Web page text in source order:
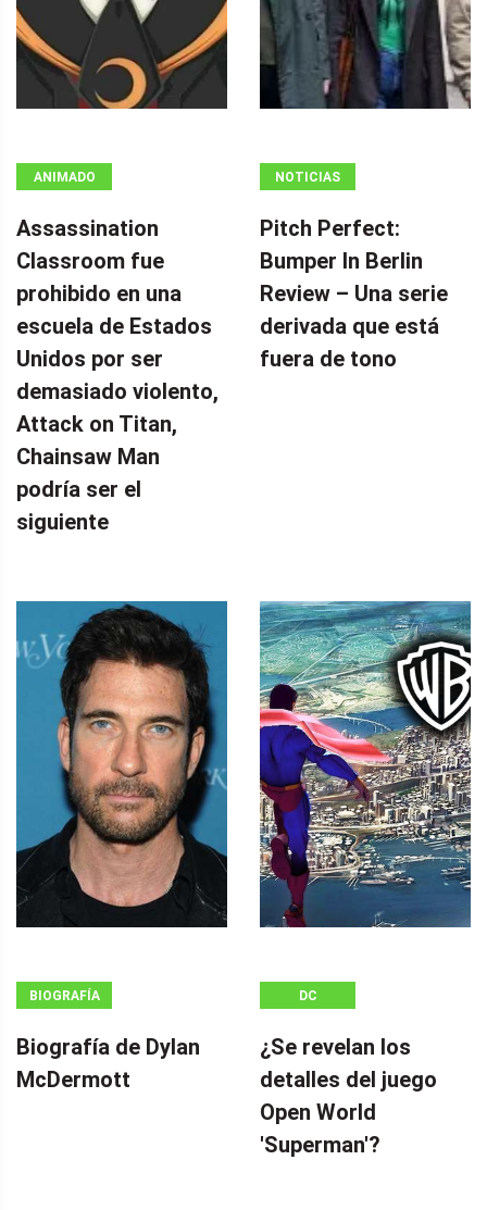
ANIMADO
Assassination
Classroom fue
prohibido en una
escuela de Estados
Unidos por ser
demasiado violento,
Attack on Titan,
Chainsaw Man
podría ser el
siguiente
NOTICIAS
Pitch Perfect:
Bumper In Berlin
Review – Una serie
derivada que está
fuera de tono
BIOGRAFÍA
Biografía de Dylan
McDermott
DC
¿Se revelan los
detalles del juego
Open World
'Superman'?